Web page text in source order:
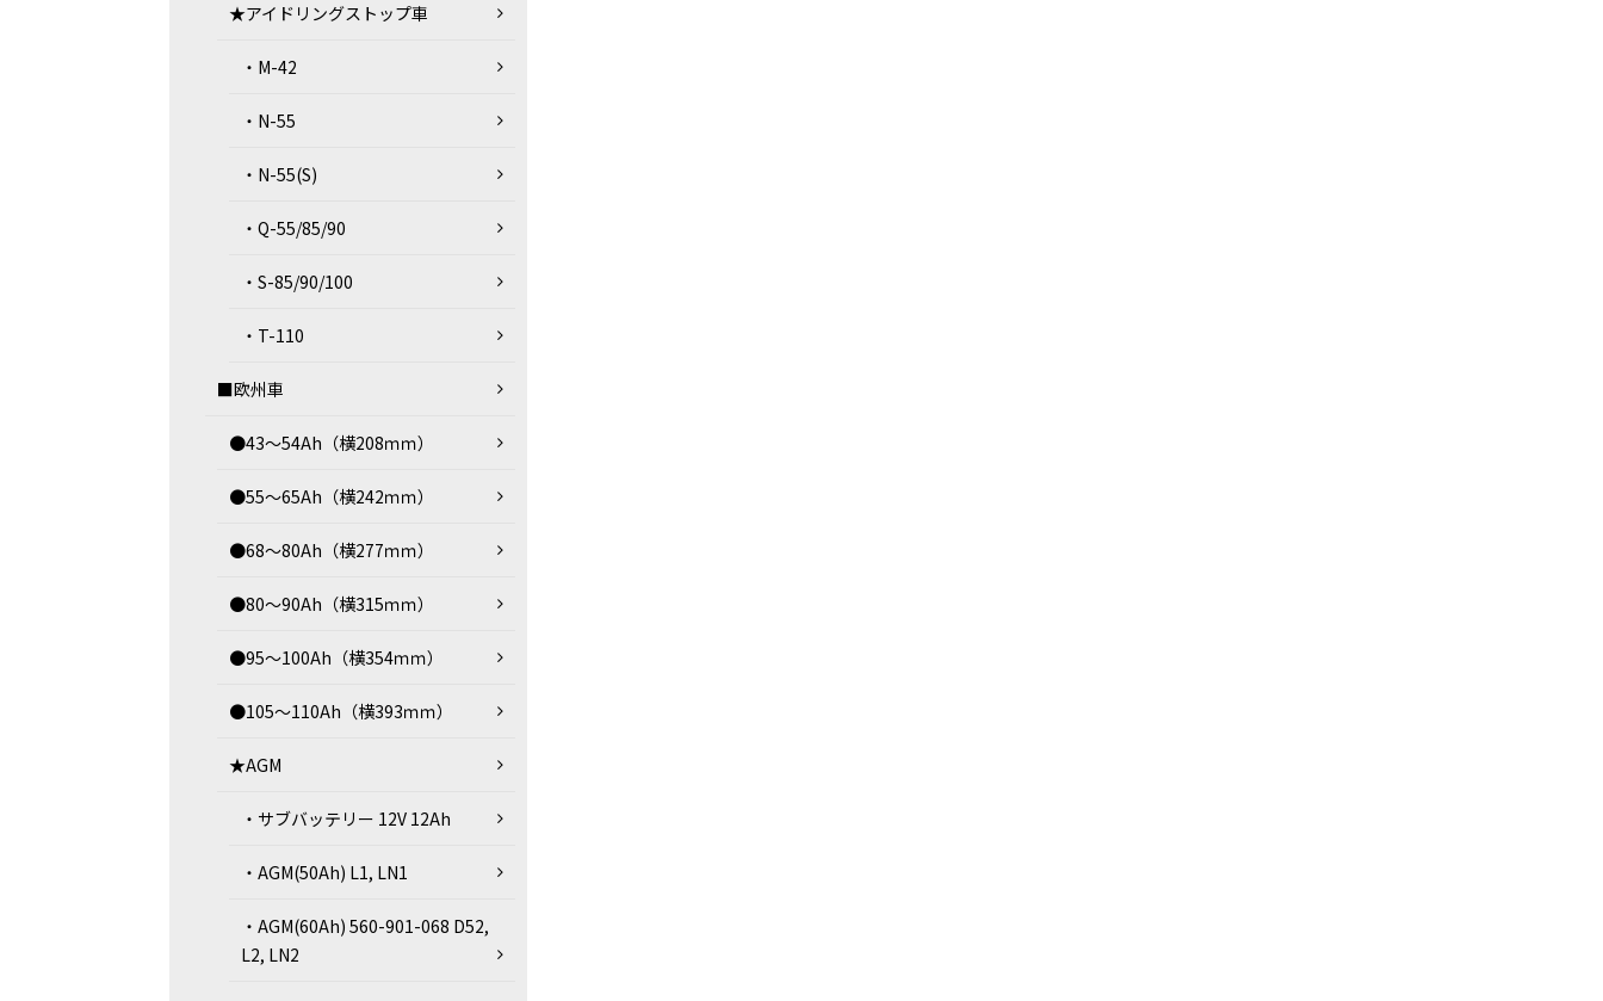
★アイドリングストップ車
・M-42
・N-55
・N-55(S)
・Q-55/85/90
・S-85/90/100
・T-110
■欧州車
●43～54Ah（横208ｍｍ）
●55～65Ah（横242ｍｍ）
●68～80Ah（横277ｍｍ）
●80～90Ah（横315ｍｍ）
●95～100Ah（横354ｍｍ）
●105～110Ah（横393ｍｍ）
★AGM
・サブバッテリー 12V 12Ah
・AGM(50Ah) L1, LN1
・AGM(60Ah) 560-901-068 D52,
L2, LN2